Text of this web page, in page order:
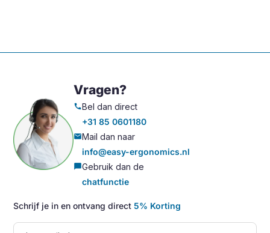
Vragen?
callBel dan direct
+31 85 0601180
mailMail dan naar
info@easy-ergonomics.nl
chat_bubbleGebruik dan de
chatfunctie
Schrijf je in en ontvang direct5% Korting